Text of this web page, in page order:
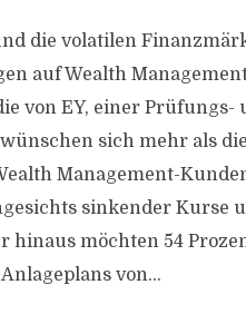
die volatilen
auf Wealth
von EY, einer Prüfungs-
sich mehr als
Management-
sinkender Kurse
hinaus möchten 54
von...